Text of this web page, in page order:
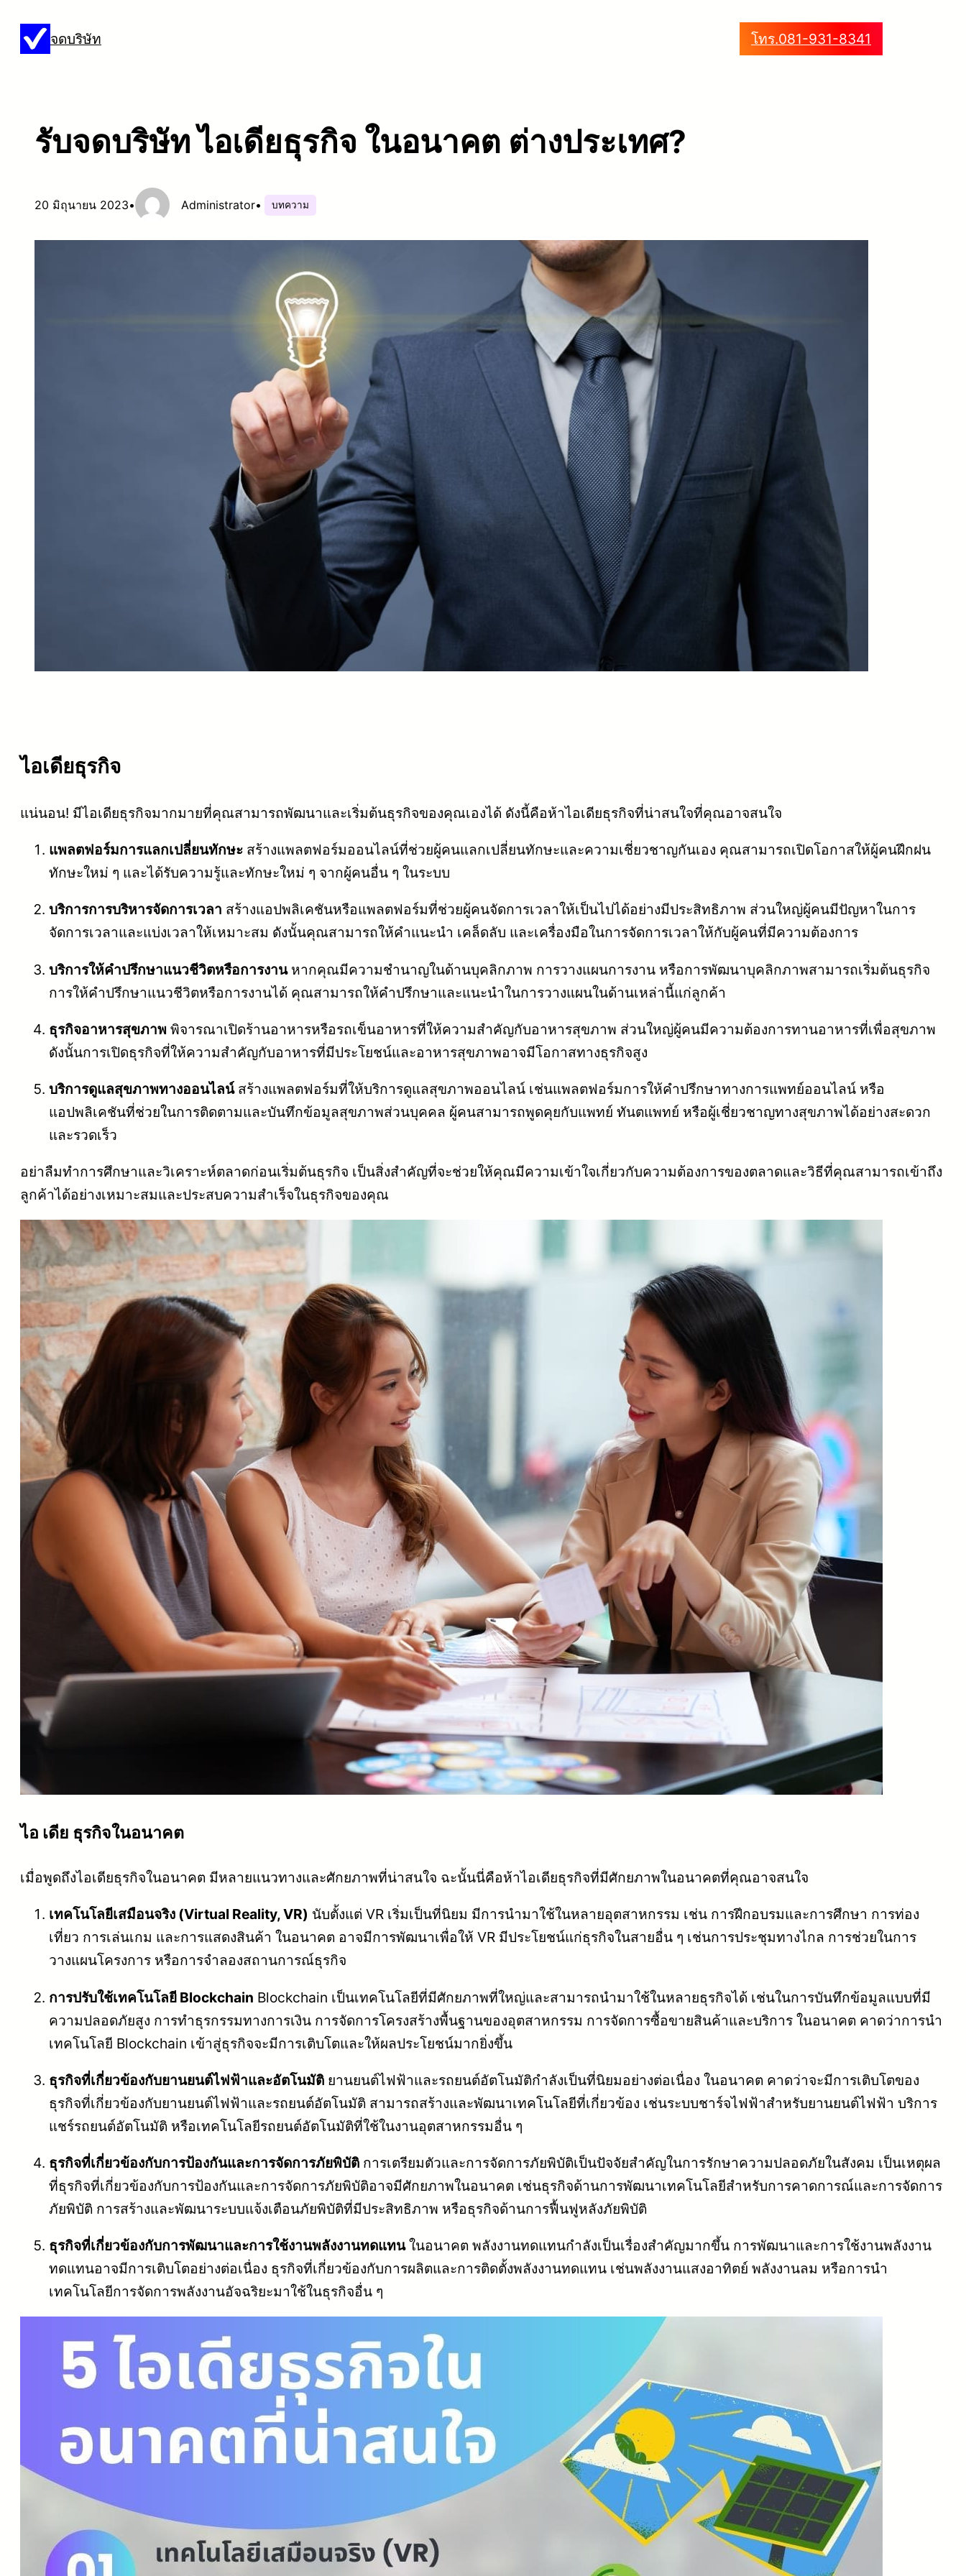
จดบริษัท โทร.081-931-8341
รับจดบริษัท ไอเดียธุรกิจ ในอนาคต ต่างประเทศ?
20 มิถุนายน 2023• Administrator• บทความ
ไอเดียธุรกิจ
แน่นอน! มีไอเดียธุรกิจมากมายที่คุณสามารถพัฒนาและเริ่มต้นธุรกิจของคุณเองได้ ดังนี้คือห้าไอเดียธุรกิจที่น่าสนใจที่คุณอาจสนใจ
แพลตฟอร์มการแลกเปลี่ยนทักษะ สร้างแพลตฟอร์มออนไลน์ที่ช่วยผู้คนแลกเปลี่ยนทักษะและความเชี่ยวชาญกันเอง คุณสามารถเปิดโอกาสให้ผู้คนฝึกฝน
ทักษะใหม่ ๆ และได้รับความรู้และทักษะใหม่ ๆ จากผู้คนอื่น ๆ ในระบบ
บริการการบริหารจัดการเวลา สร้างแอปพลิเคชันหรือแพลตฟอร์มที่ช่วยผู้คนจัดการเวลาให้เป็นไปได้อย่างมีประสิทธิภาพ ส่วนใหญ่ผู้คนมีปัญหาในการ
จัดการเวลาและแบ่งเวลาให้เหมาะสม ดังนั้นคุณสามารถให้คำแนะนำ เคล็ดลับ และเครื่องมือในการจัดการเวลาให้กับผู้คนที่มีความต้องการ
บริการให้คำปรึกษาแนวชีวิตหรือการงานหากคุณมีความชำนาญในด้านบุคลิกภาพ การวางแผนการงาน หรือการพัฒนาบุคลิกภาพสามารถเริ่มต้นธุรกิจ
การให้คำปรึกษาแนวชีวิตหรือการงานได้ คุณสามารถให้คำปรึกษาและแนะนำในการวางแผนในด้านเหล่านี้แก่ลูกค้า
ธุรกิจอาหารสุขภาพ พิจารณาเปิดร้านอาหารหรือรถเข็นอาหารที่ให้ความสำคัญกับอาหารสุขภาพ ส่วนใหญ่ผู้คนมีความต้องการทานอาหารที่เพื่อสุขภาพ
ดังนั้นการเปิดธุรกิจที่ให้ความสำคัญกับอาหารที่มีประโยชน์และอาหารสุขภาพอาจมีโอกาสทางธุรกิจสูง
บริการดูแลสุขภาพทางออนไลน์สร้างแพลตฟอร์มที่ให้บริการดูแลสุขภาพออนไลน์ เช่นแพลตฟอร์มการให้คำปรึกษาทางการแพทย์ออนไลน์ หรือ
แอปพลิเคชันที่ช่วยในการติดตามและบันทึกข้อมูลสุขภาพส่วนบุคคล ผู้คนสามารถพูดคุยกับแพทย์ ทันตแพทย์ หรือผู้เชี่ยวชาญทางสุขภาพได้อย่างสะดวก
และรวดเร็ว
อย่าลืมทำการศึกษาและวิเคราะห์ตลาดก่อนเริ่มต้นธุรกิจ เป็นสิ่งสำคัญที่จะช่วยให้คุณมีความเข้าใจเกี่ยวกับความต้องการของตลาดและวิธีที่คุณสามารถเข้าถึง
ลูกค้าได้อย่างเหมาะสมและประสบความสำเร็จในธุรกิจของคุณ
ไอ เดีย ธุรกิจในอนาคต
เมื่อพูดถึงไอเดียธุรกิจในอนาคต มีหลายแนวทางและศักยภาพที่น่าสนใจ ฉะนั้นนี่คือห้าไอเดียธุรกิจที่มีศักยภาพในอนาคตที่คุณอาจสนใจ
เทคโนโลยีเสมือนจริง (Virtual Reality, VR) นับตั้งแต่ VR เริ่มเป็นที่นิยม มีการนำมาใช้ในหลายอุตสาหกรรม เช่น การฝึกอบรมและการศึกษา การท่อง
เที่ยว การเล่นเกม และการแสดงสินค้า ในอนาคต อาจมีการพัฒนาเพื่อให้ VR มีประโยชน์แก่ธุรกิจในสายอื่น ๆ เช่นการประชุมทางไกล การช่วยในการ
วางแผนโครงการ หรือการจำลองสถานการณ์ธุรกิจ
การปรับใช้เทคโนโลยี Blockchain Blockchain เป็นเทคโนโลยีที่มีศักยภาพที่ใหญ่และสามารถนำมาใช้ในหลายธุรกิจได้ เช่นในการบันทึกข้อมูลแบบที่มี
ความปลอดภัยสูง การทำธุรกรรมทางการเงิน การจัดการโครงสร้างพื้นฐานของอุตสาหกรรม การจัดการซื้อขายสินค้าและบริการ ในอนาคต คาดว่าการนำ
เทคโนโลยี Blockchain เข้าสู่ธุรกิจจะมีการเติบโตและให้ผลประโยชน์มากยิ่งขึ้น
ธุรกิจที่เกี่ยวข้องกับยานยนต์ไฟฟ้าและอัตโนมัติ ยานยนต์ไฟฟ้าและรถยนต์อัตโนมัติกำลังเป็นที่นิยมอย่างต่อเนื่อง ในอนาคต คาดว่าจะมีการเติบโตของ
ธุรกิจที่เกี่ยวข้องกับยานยนต์ไฟฟ้าและรถยนต์อัตโนมัติ สามารถสร้างและพัฒนาเทคโนโลยีที่เกี่ยวข้อง เช่นระบบชาร์จไฟฟ้าสำหรับยานยนต์ไฟฟ้า บริการ
แชร์รถยนต์อัตโนมัติ หรือเทคโนโลยีรถยนต์อัตโนมัติที่ใช้ในงานอุตสาหกรรมอื่น ๆ
ธุรกิจที่เกี่ยวข้องกับการป้องกันและการจัดการภัยพิบัติ การเตรียมตัวและการจัดการภัยพิบัติเป็นปัจจัยสำคัญในการรักษาความปลอดภัยในสังคม เป็นเหตุผล
ที่ธุรกิจที่เกี่ยวข้องกับการป้องกันและการจัดการภัยพิบัติอาจมีศักยภาพในอนาคต เช่นธุรกิจด้านการพัฒนาเทคโนโลยีสำหรับการคาดการณ์และการจัดการ
ภัยพิบัติ การสร้างและพัฒนาระบบแจ้งเตือนภัยพิบัติที่มีประสิทธิภาพ หรือธุรกิจด้านการฟื้นฟูหลังภัยพิบัติ
ธุรกิจที่เกี่ยวข้องกับการพัฒนาและการใช้งานพลังงานทดแทนในอนาคต พลังงานทดแทนกำลังเป็นเรื่องสำคัญมากขึ้น การพัฒนาและการใช้งานพลังงาน
ทดแทนอาจมีการเติบโตอย่างต่อเนื่อง ธุรกิจที่เกี่ยวข้องกับการผลิตและการติดตั้งพลังงานทดแทน เช่นพลังงานแสงอาทิตย์ พลังงานลม หรือการนำ
เทคโนโลยีการจัดการพลังงานอัจฉริยะมาใช้ในธุรกิจอื่น ๆ